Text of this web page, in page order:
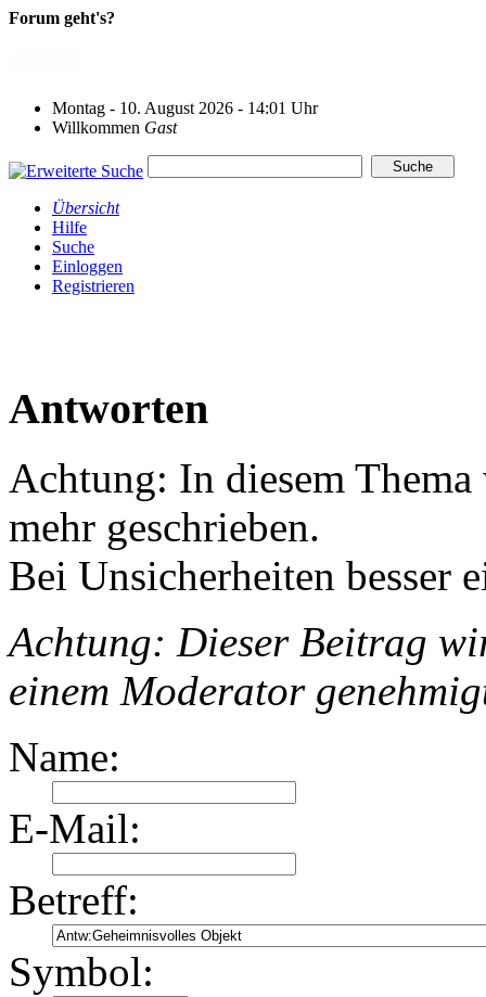
Forum geht's?
Montag - 10. August 2026 - 14:01 Uhr
Willkommen Gast
Übersicht
Hilfe
Suche
Einloggen
Registrieren
Antworten
Achtung: In diesem
mehr geschrieben.
Bei Unsicherheiten besser
Achtung: Dieser Beitrag
einem Moderator
Name:
E-Mail:
Betreff:
Symbol: